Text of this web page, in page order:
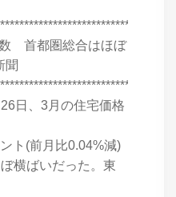
首都圏総合はほぼ
聞
日、3月の住宅価格
ト(前月比0.04%減)
横ばいだった。東